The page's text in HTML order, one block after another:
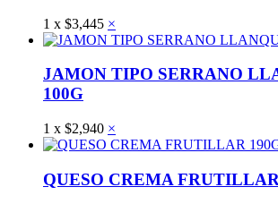
1 x $3,445 ×
JAMON TIPO SERRANO
100G
1 x $2,940 ×
QUESO CREMA